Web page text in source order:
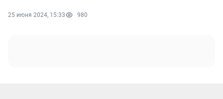
25 июня 2024, 15:33 980